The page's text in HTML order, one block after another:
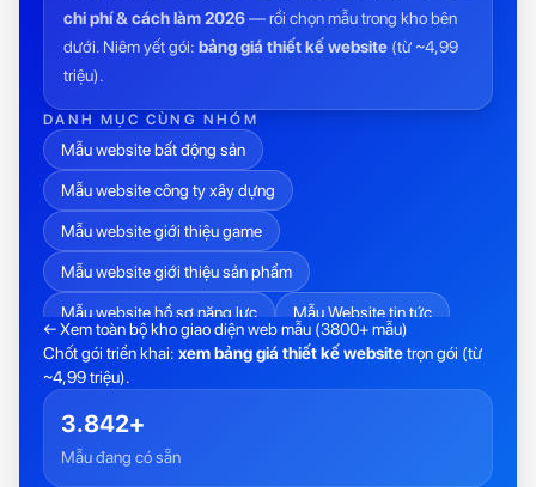
chi phí & cách làm 2026— rồi chọn mẫu trong kho bên
dưới. Niêm yết gói: bảng giá thiết kế website (từ ~4,99
triệu).
DANH MỤC CÙNG NHÓM
Mẫu website bất động sản
Mẫu website công ty xây dựng
Mẫu website giới thiệu game
Mẫu website giới thiệu sản phẩm
Mẫu website hồ sơ năng lực Mẫu Website tin tức
Mẫu website trường học Mẫu website tuyển dụng
Mẫu website việc làm Phần mềm - Ứng dụng
← Xem toàn bộ kho giao diện web mẫu (3800+ mẫu)
Chốt gói triển khai: xem bảng giá thiết kế websitetrọn gói (từ
~4,99 triệu).
3.842+
Mẫu đang có sẵn